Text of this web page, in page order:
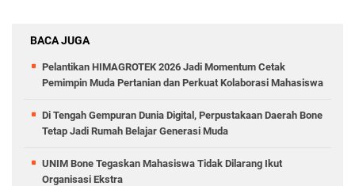
BACA JUGA
Pelantikan HIMAGROTEK 2026 Jadi Momentum Cetak
Pemimpin Muda Pertanian dan Perkuat Kolaborasi Mahasiswa
Di Tengah Gempuran Dunia Digital, Perpustakaan Daerah Bone
Tetap Jadi Rumah Belajar Generasi Muda
UNIM Bone Tegaskan Mahasiswa Tidak Dilarang Ikut
Organisasi Ekstra